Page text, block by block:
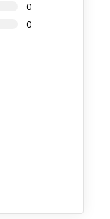
0
0